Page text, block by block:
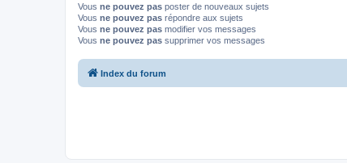
Vous ne pouvez pas poster de nouveaux sujets
Vous ne pouvez pas répondre aux sujets
Vous ne pouvez pas modifier vos messages
Vous ne pouvez pas supprimer vos messages
Index du forum